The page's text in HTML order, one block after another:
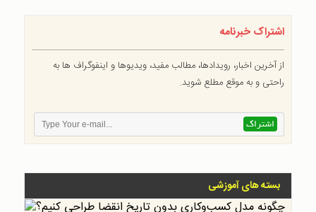
اشتراک خبرنامه
از آخرین اخبار، رویدادها، مطالب مفید، ویدیوها و اینفوگراف ها به
راحتی و به موقع مطلع شوید.
بسته های آموزشی